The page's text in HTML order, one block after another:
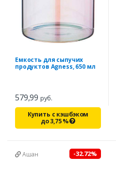
Емкость для сыпучих
продуктов Agness, 650 мл
579,99 руб.
Купить с кэшбэком
до3,75%
Ашан -32.72%